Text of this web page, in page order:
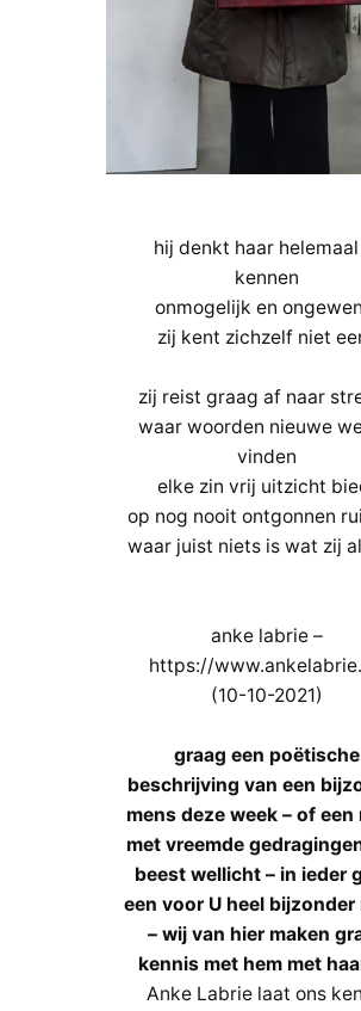
hij denkt haar
kennen
onmogelijk en
zij kent zichzelf niet
zij reist graag af naar
waar woorden nieuwe
vinden
elke zin vrij uitzicht
op nog nooit ontgonnen
waar juist niets is wat zij
anke labrie –
https://
(10-10-2021)
graag een poëtische
beschrijving van een
mens deze week – of een
met vreemde
beest wellicht – in ieder
een voor U heel bijzonder
– wij van hier maken
kennis met hem met
Anke Labrie laat ons